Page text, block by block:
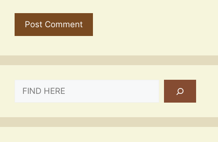
SEARCH